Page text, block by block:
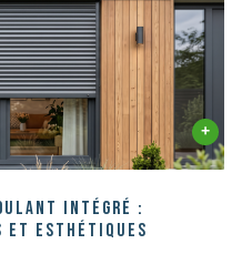
intégré :
et esthétiques